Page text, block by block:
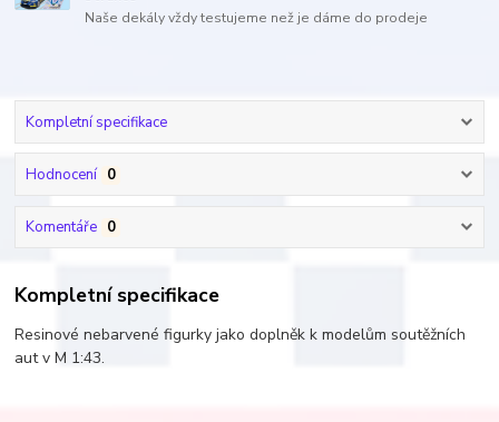
Naše dekály vždy testujeme než je dáme do prodeje
Kompletní specifikace
Hodnocení 0
Komentáře 0
Kompletní specifikace
Resinové nebarvené figurky jako doplněk k modelům soutěžních
aut v M 1:43.